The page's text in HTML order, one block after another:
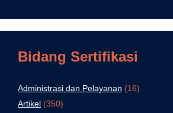
Bidang Sertifikasi
Administrasi dan Pelayanan (16)
Artikel (350)